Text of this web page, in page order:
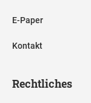
E-Paper
Kontakt
Rechtliches